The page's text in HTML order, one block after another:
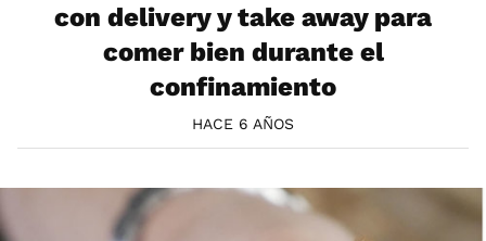
con delivery y take away para
comer bien durante el
confinamiento
HACE 6 AÑOS